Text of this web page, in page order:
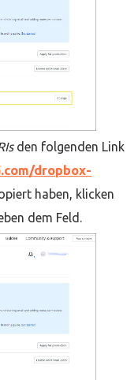
den folgenden Link
dropbox-
haben, klicken
dem Feld.